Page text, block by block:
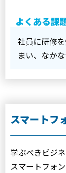
よくある課
社員に研修
まい、なか
スマートフ
学ぶべきビジ
スマートフォ